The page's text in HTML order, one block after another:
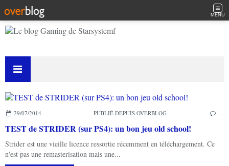
MENU
29/07/2014 PUBLIÉ DEPUIS OVERBLOG …
TEST de STRIDER (sur PS4): un bon jeu old school!
Strider est une vieille licence ressortie récemment en téléchargement. Ce
n'est pas une remasterisation mais une...